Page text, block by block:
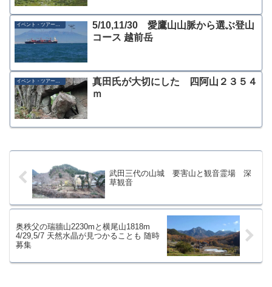
イベント・ツアー募集
5/10,11/30 愛鷹山山脈から選ぶ登山
コース 越前岳
イベント・ツアー募集
真田氏が大切にした 四阿山２３５４
ｍ
武田三代の山城 要害山と観音霊場 深
草観音
奥秩父の瑞牆山2230mと横尾山1818m
4/29,5/7 天然水晶が見つかることも 随時
募集